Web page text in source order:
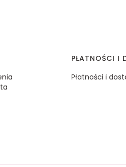
PŁATNOŚCI I
Płatności i